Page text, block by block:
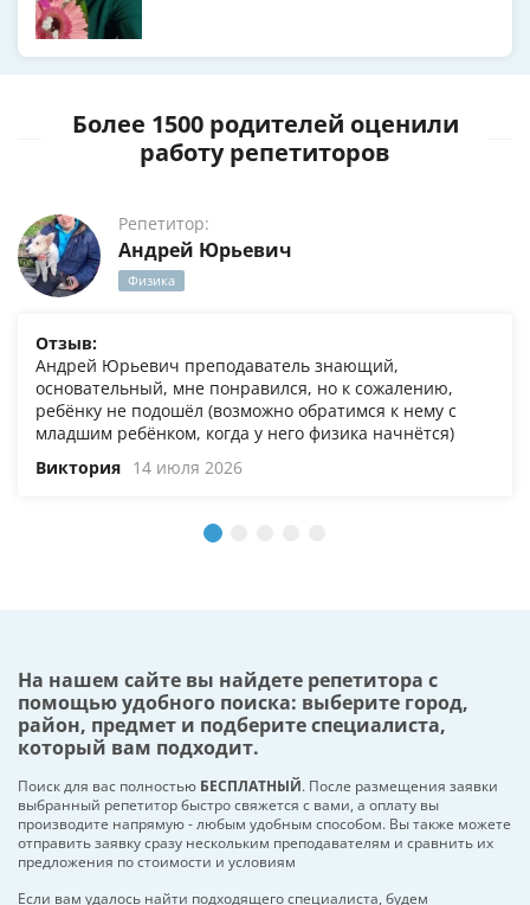
Более 1500 родителей оценили
работу репетиторов
Репетитор:
Андрей Юрьевич
Физика
Отзыв:
Андрей Юрьевич преподаватель знающий,
основательный, мне понравился, но к сожалению,
ребёнку не подошёл (возможно обратимся к нему с
младшим ребёнком, когда у него физика начнётся)
Виктория 14 июля 2026
На нашем сайте вы найдете репетитора с
помощью удобного поиска: выберите город,
район, предмет и подберите специалиста,
который вам подходит.
Поиск для вас полностью БЕСПЛАТНЫЙ. После размещения заявки
выбранный репетитор быстро свяжется с вами, а оплату вы
производите напрямую - любым удобным способом. Вы также можете
отправить заявку сразу нескольким преподавателям и сравнить их
предложения по стоимости и условиям
Если вам удалось найти подходящего специалиста, будем